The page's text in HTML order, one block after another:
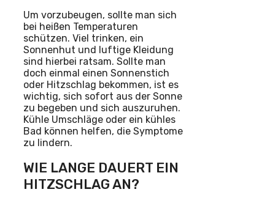
Um vorzubeugen, sollte man sich
bei heißen Temperaturen
schützen. Viel trinken, ein
Sonnenhut und luftige Kleidung
sind hierbei ratsam. Sollte man
doch einmal einen Sonnenstich
oder Hitzschlag bekommen, ist es
wichtig, sich sofort aus der Sonne
zu begeben und sich auszuruhen.
Kühle Umschläge oder ein kühles
Bad können helfen, die Symptome
zu lindern.
WIE LANGE DAUERT EIN
HITZSCHLAG AN?